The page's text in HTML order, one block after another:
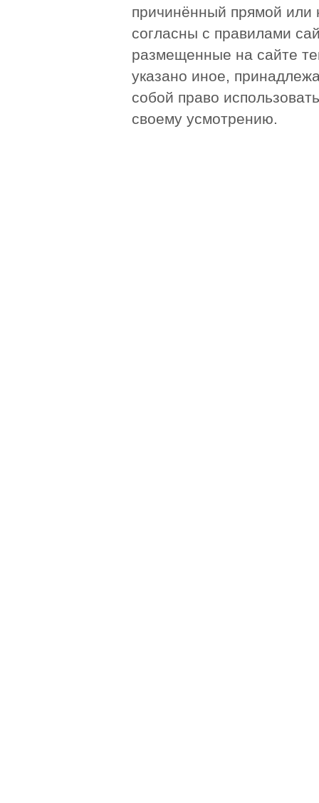
причинённый прямой или
согласны с правилами
размещенные на сайте
указано иное,
собой право
своему усмотрению.